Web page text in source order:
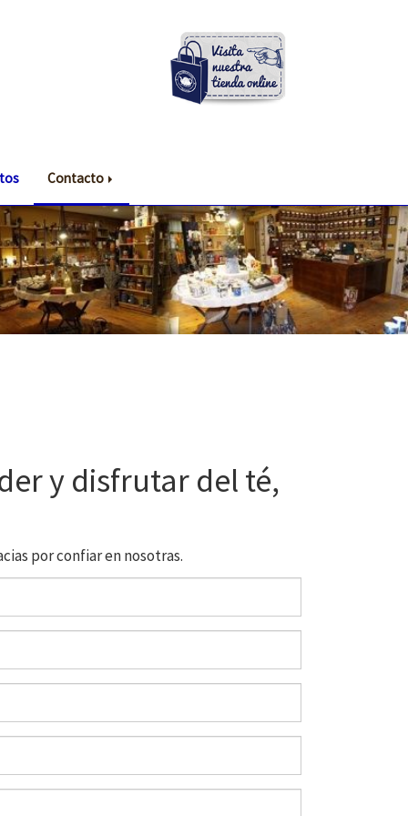
Contacto
y disfrutar del té,
por confiar en nosotras.